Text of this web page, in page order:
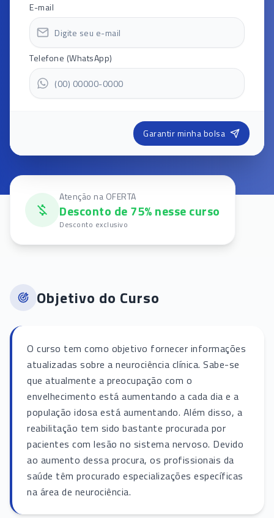
E-mail
Telefone (WhatsApp)
Garantir minha bolsa
Atenção na OFERTA
Desconto de 75% nesse curso
Desconto exclusivo
Objetivo do Curso
O curso tem como objetivo fornecer informações
atualizadas sobre a neurociência clínica. Sabe-se
que atualmente a preocupação com o
envelhecimento está aumentando a cada dia e a
população idosa está aumentando. Além disso, a
reabilitação tem sido bastante procurada por
pacientes com lesão no sistema nervoso. Devido
ao aumento dessa procura, os profissionais da
saúde têm procurado especializações específicas
na área de neurociência.